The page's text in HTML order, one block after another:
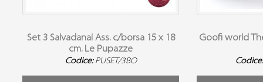
Set 3 Salvadanai Ass. c/borsa 15 x 18
cm. Le Pupazze
Codice: PUSET/3BO
Goofi world